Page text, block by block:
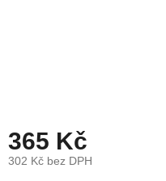
365 Kč
302 Kč bez DPH